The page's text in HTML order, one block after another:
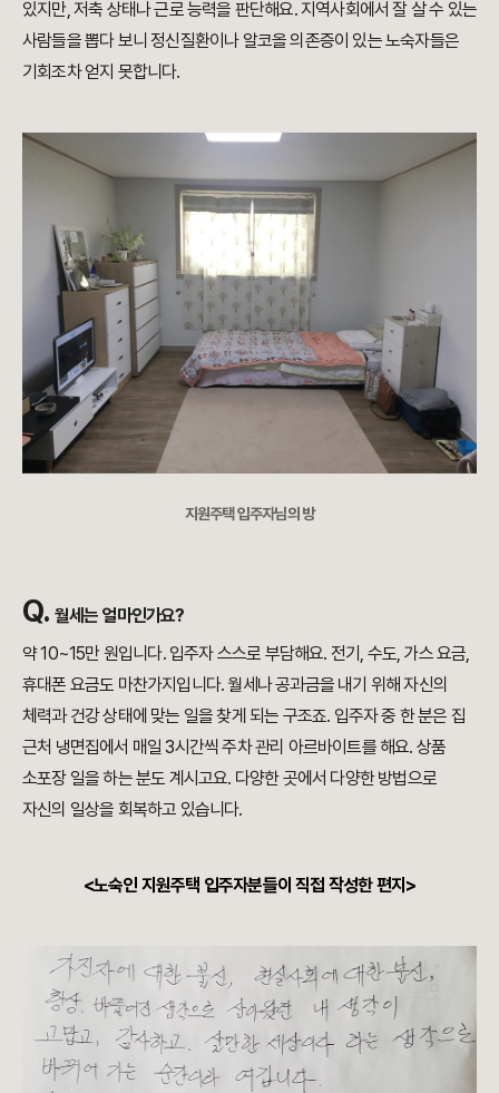
있지만, 저축 상태나 근로 능력을 판단해요. 지역사회에서 잘 살 수 있는
사람들을 뽑다 보니 정신질환이나 알코올 의존증이 있는 노숙자들은
기회조차 얻지 못합니다.
지원주택 입주자님의 방
Q. 월세는 얼마인가요?
약 10~15만 원입니다. 입주자 스스로 부담해요. 전기, 수도, 가스 요금,
휴대폰 요금도 마찬가지입니다. 월세나 공과금을 내기 위해 자신의
체력과 건강 상태에 맞는 일을 찾게 되는 구조죠. 입주자 중 한 분은 집
근처 냉면집에서 매일 3시간씩 주차 관리 아르바이트를 해요. 상품
소포장 일을 하는 분도 계시고요. 다양한 곳에서 다양한 방법으로
자신의 일상을 회복하고 있습니다.
<노숙인 지원주택 입주자분들이 직접 작성한 편지>